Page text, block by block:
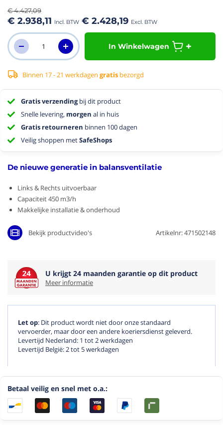
De nieuwe generatie in balansventilatie
€ 2.938,11 € 2.428,19
€ 4.427,09
Binnen 17 - 21 werkdagen gratis bezorgd
Links & Rechts uitvoerbaar
Capaciteit 450 m3/h
Makkelijke installatie & onderhoud
U krijgt 24 maanden garantie op dit product
Meer informatie
Bekijk productvideo's Artikelnr: 471502148
In Winkelwagen
Let op: Dit product wordt niet door onze standaard
vervoerder, maar door een andere koeriersdienst geleverd.
Levertijd Nederland: 1 tot 2 werkdagen
Levertijd België: 2 tot 5 werkdagen
Gratis verzendingbij dit product
Snelle levering, morgen al in huis
Gratis retourneren binnen 100 dagen
Veilig shoppen metSafeShops
Betaal veilig en snel met o.a.: